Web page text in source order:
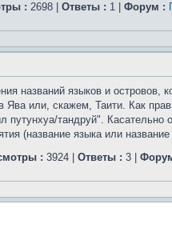
: 2698 | Ответы : 1 | Форум :
названий языков и островов,
Ява или, скажем, Таити. Как
тандруй". Касательно
(название языка или название
: 3924 | Ответы : 3 |